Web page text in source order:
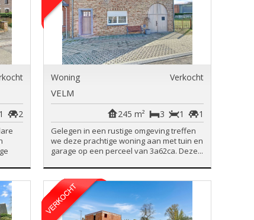
2
Woning Verkocht
VELM
1
1
3
245 m²
Gelegen in een rustige omgeving treffen
we deze prachtige woning aan met tuin en
garage op een perceel van 3a62ca. Deze...